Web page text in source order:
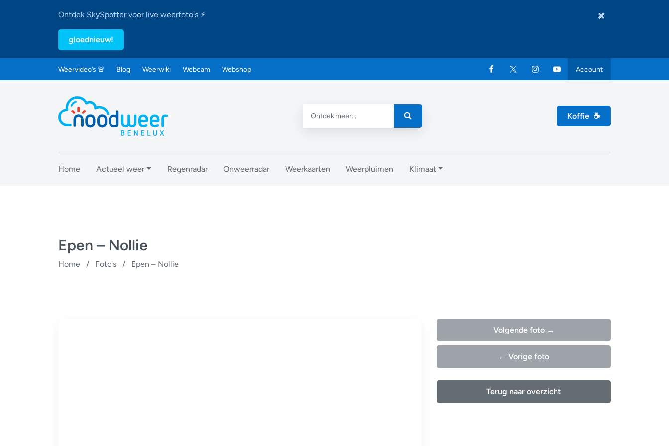
Ontdek SkySpotter voor live weerfoto's ⚡
gloednieuw!
Weervideo’s 🚨 Blog Weerwiki Webcam Webshop Account
Koffie ☕
Home Actueel weer Regenradar Onweerradar Weerkaarten Weerpluimen Klimaat
Epen – Nollie
Home / Foto's / Epen – Nollie
Volgende foto →
← Vorige foto
Terug naar overzicht